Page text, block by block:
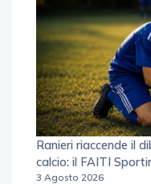
Ranieri riaccende il
calcio: il FAITI
3 Agosto 2026